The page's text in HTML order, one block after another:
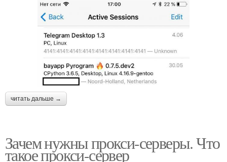
читать дальше →
Зачем нужны прокси-серверы. Что
такое прокси-сервер